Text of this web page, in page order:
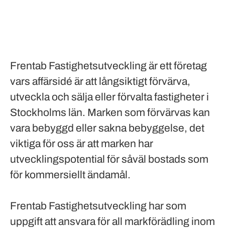
Frentab Fastighetsutveckling är ett företag
vars affärsidé är att långsiktigt förvärva,
utveckla och sälja eller förvalta fastigheter i
Stockholms län. Marken som förvärvas kan
vara bebyggd eller sakna bebyggelse, det
viktiga för oss är att marken har
utvecklingspotential för såväl bostads som
för kommersiellt ändamål.
Frentab Fastighetsutveckling har som
uppgift att ansvara för all markförädling inom